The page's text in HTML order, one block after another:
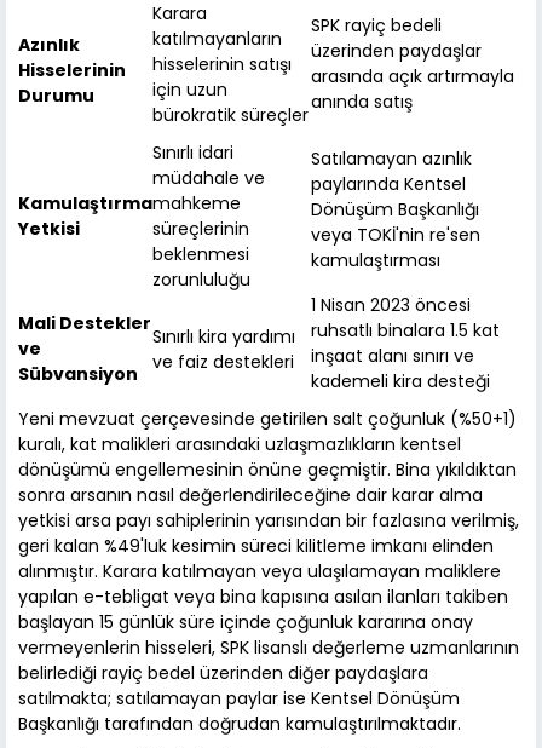
Azınlık
Hisselerinin
Durumu
Karara
katılmayanların
hisselerinin satışı
için uzun
bürokratik süreçler
SPK rayiç bedeli
üzerinden paydaşlar
arasında açık artırmayla
anında satış
Kamulaştırma
Yetkisi
Sınırlı idari
müdahale ve
mahkeme
süreçlerinin
beklenmesi
zorunluluğu
Satılamayan azınlık
paylarında Kentsel
Dönüşüm Başkanlığı
veya TOKİ'nin re'sen
kamulaştırması
Mali Destekler
ve
Sübvansiyon
Sınırlı kira yardımı
ve faiz destekleri
1 Nisan 2023 öncesi
ruhsatlı binalara 1.5 kat
inşaat alanı sınırı ve
kademeli kira desteği
Yeni mevzuat çerçevesinde getirilen salt çoğunluk (%50+1)
kuralı, kat malikleri arasındaki uzlaşmazlıkların kentsel
dönüşümü engellemesinin önüne geçmiştir. Bina yıkıldıktan
sonra arsanın nasıl değerlendirileceğine dair karar alma
yetkisi arsa payı sahiplerinin yarısından bir fazlasına verilmiş,
geri kalan %49'luk kesimin süreci kilitleme imkanı elinden
alınmıştır. Karara katılmayan veya ulaşılamayan maliklere
yapılan e-tebligat veya bina kapısına asılan ilanları takiben
başlayan 15 günlük süre içinde çoğunluk kararına onay
vermeyenlerin hisseleri, SPK lisanslı değerleme uzmanlarının
belirlediği rayiç bedel üzerinden diğer paydaşlara
satılmakta; satılamayan paylar ise Kentsel Dönüşüm
Başkanlığı tarafından doğrudan kamulaştırılmaktadır.